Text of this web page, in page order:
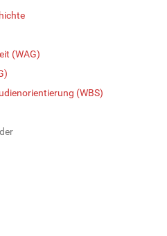
(WAG)
(WBS)